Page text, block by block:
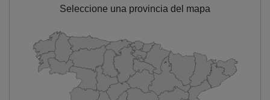
Seleccione una provincia del mapa